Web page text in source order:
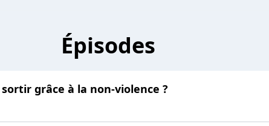
Épisodes
grâce à la non-violence ?